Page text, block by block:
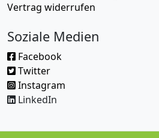
Vertrag widerrufen
Soziale Medien
Facebook
Twitter
Instagram
LinkedIn